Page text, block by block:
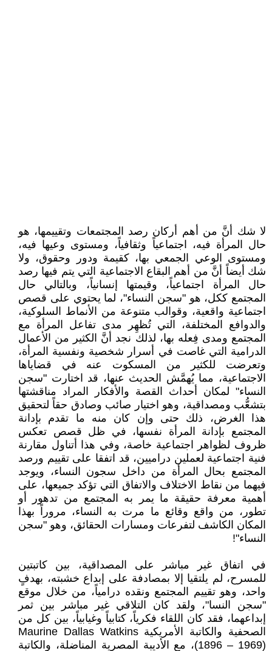
لا شك أنَّ من أهم أركان رصد المجتمعات وتقييمها، هو
حال المرأة فيه، اجتماعياً وثقافياً، ومستوى وعيها فيه،
ومستوى الوعي الجمعي بها، كقيمة ودور وحقوق، ولا
شك أيضاً أنَّ من أهم البقاع الاجتماعية التي يتم فيها رصد
حال المرأة اجتماعياً، وقيمتها إنسانياً، وبالتالي حال
المجتمع ككل، هو "سجن النساء"، لما يحتوي على قصص
اجتماعية واقعية، وقوالب متنوعة من الأنماط السلوكية،
والدوافع المختلفة، التي تُظهِر مدى تفاعل المرأة مع
المجتمع ومدى فِعله بها، لذلك نجد أنَّ الكثير من الأعمال
الدرامية التي غاصت في أسرار شخصية ونفسية المرأة،
وتعرضت للكثير من المسكوت عنه في قضاياها
الاجتماعية، مما يُهمَّش الحديث عنها، قد اختارت "سجن
النساء" لمكان أحداث القصة والأفكار المراد مناقشتها
بتشعُّب ومصداقية، وهو اختيار صائب وصادق حقاً لتحقيق
هذا الغرض، ذلك حتى وإن كان منه ما تقدم بإدانة
المجتمع بإدانة المرأة نفسها، في ظل قصص تعكس
ظروف لظواهر اجتماعية خاصة، وفي هذا أتناول مقارنة
فنية اجتماعية لعملين دراميين، قد اتفقا على تقييم ورصد
المجتمع بحال المرأة من داخل سجون النساء، ويوجد
فيهما من نقاط الاختلاف والاتفاق التي تؤكد جميعها، على
أهمية معرفة حقيقة ما يمر به المجتمع من تدهور أو
تطور، من واقع وقائع ما مرت به النساء، مروراً بهذا
المكان الكاشف لتفرعات ومسارات الحقائق، وهو "سجن
النساء"!
في اتفاق غير مباشر على المصداقية، بين كاتبتين
للمسرح، لم يلتقيا إلا بمصادفة على إبداع خشبته، بهدفٍ
واحد، وهو تقييم المجتمع ونقده درامياً، من خلال موقع
"سجن النسا"، ولقد كان التلاقي غير مباشر بين ثمر
إبداعهما، فقد كان اللقاء فكرياً، كتابياً وغيابياً، بين كل من
الصحفية والكاتبة الأمريكية Maurine Dallas Watkins
(1896 – 1969)، مع الأديبة المصرية المناضلة، والكاتبة